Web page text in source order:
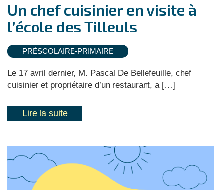
Un chef cuisinier en visite à
l’école des Tilleuls
PRÉSCOLAIRE-PRIMAIRE
Le 17 avril dernier, M. Pascal De Bellefeuille, chef
cuisinier et propriétaire d’un restaurant, a […]
Lire la suite